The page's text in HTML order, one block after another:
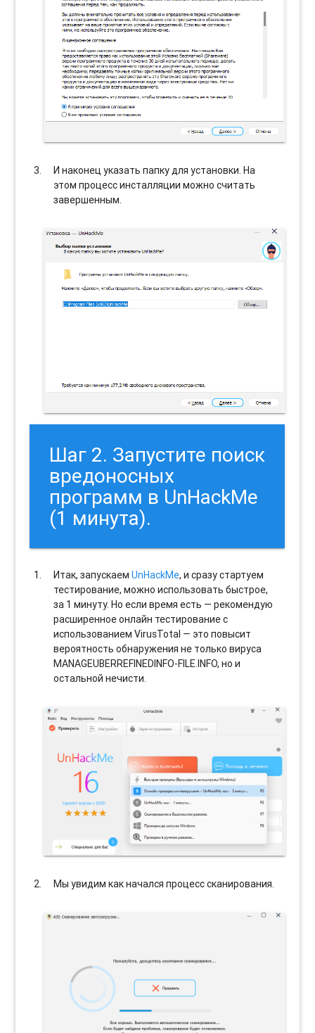
И наконец указать папку для установки. На
этом процесс инсталляции можно считать
завершенным.
Шаг 2. Запустите поиск
вредоносных
программ в UnHackMe
(1 минута).
Итак, запускаемUnHackMe, и сразу стартуем
тестирование, можно использовать быстрое,
за 1 минуту. Но если время есть — рекомендую
расширенное онлайн тестирование с
использованием VirusTotal — это повысит
вероятность обнаружения не только вируса
MANAGEUBERREFINEDINFO-FILE.INFO, но и
остальной нечисти.
Мы увидим как начался процесс сканирования.